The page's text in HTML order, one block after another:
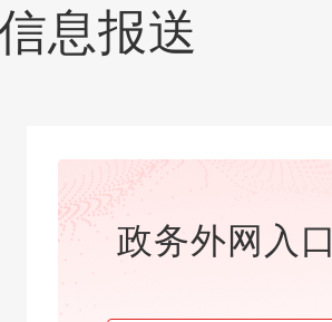
息报送
政务外网入口